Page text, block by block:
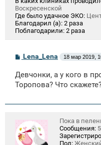
Воскресенской
Где было удачное ЭКО:
Благодарил (а): 2 раза
Поблагодарили: 2 раза
С
о
б
щ
и
Lena_Lena 18 мар 2019,
Девчонки, а у кого в
Торопова? Что
Пока в
Сообщения:
Пол: